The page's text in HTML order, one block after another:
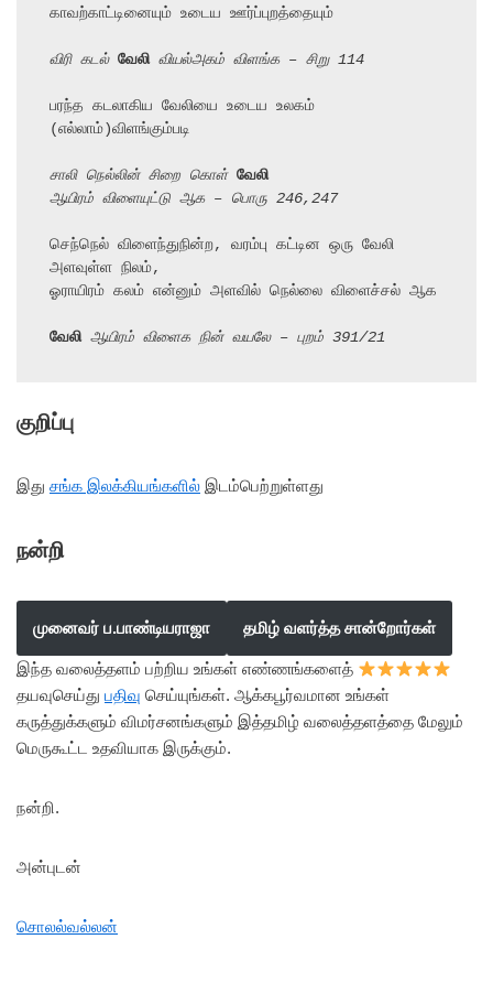
காவற்காட்டினையும் உடைய ஊர்ப்புறத்தையும்
விரி கடல் வேலி வியல்அகம் விளங்க – சிறு 114
பரந்த கடலாகிய வேலியை உடைய உலகம்
(எல்லாம்)விளங்கும்படி
சாலி நெல்லின் சிறை கொள் வேலி
ஆயிரம் விளையுட்டு ஆக – பொரு 246,247
செந்நெல் விளைந்துநின்ற, வரம்பு கட்டின ஒரு வேலி
அளவுள்ள நிலம்,
ஓராயிரம் கலம் என்னும் அளவில் நெல்லை விளைச்சல் ஆக
வேலி ஆயிரம் விளைக நின் வயலே – புறம் 391/21
குறிப்பு
இது சங்க இலக்கியங்களில் இடம்பெற்றுள்ளது
நன்றி
முனைவர் ப.பாண்டியராஜா தமிழ் வளர்த்த சான்றோர்கள்
இந்த வலைத்தளம் பற்றிய உங்கள் எண்ணங்களைத்
தயவுசெய்து பதிவு செய்யுங்கள். ஆக்கபூர்வமான உங்கள்
கருத்துக்களும் விமர்சனங்களும் இத்தமிழ் வலைத்தளத்தை மேலும்
மெருகூட்ட உதவியாக இருக்கும்.
நன்றி.
அன்புடன்
சொலல்வல்லன்